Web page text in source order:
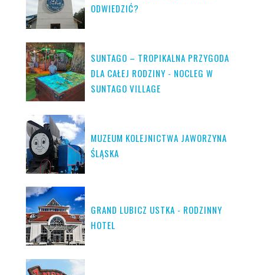
ODWIEDZIĆ?
SUNTAGO – TROPIKALNA PRZYGODA
DLA CAŁEJ RODZINY - NOCLEG W
SUNTAGO VILLAGE
MUZEUM KOLEJNICTWA JAWORZYNA
ŚLĄSKA
GRAND LUBICZ USTKA - RODZINNY
HOTEL